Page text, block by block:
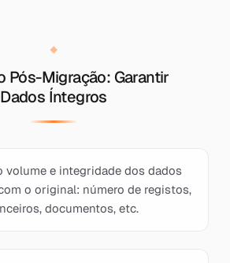
Pós-Migração: Garantir
Dados Íntegros
volume e integridade dos dados
o original: número de registos,
documentos, etc.